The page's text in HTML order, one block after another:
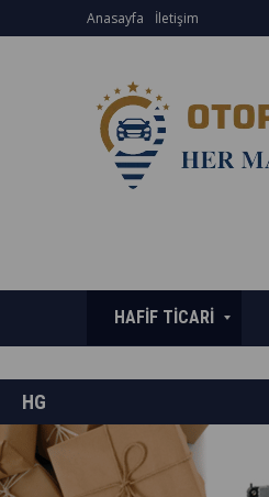
Anasayfa İletişim
HAFİF TİCARİ
HG